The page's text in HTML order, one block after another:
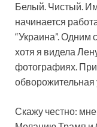
Белый. Чистый.
начинается
“Украина”. Одним
хотя я видела
фотографиях.
обворожительная
Скажу честно: